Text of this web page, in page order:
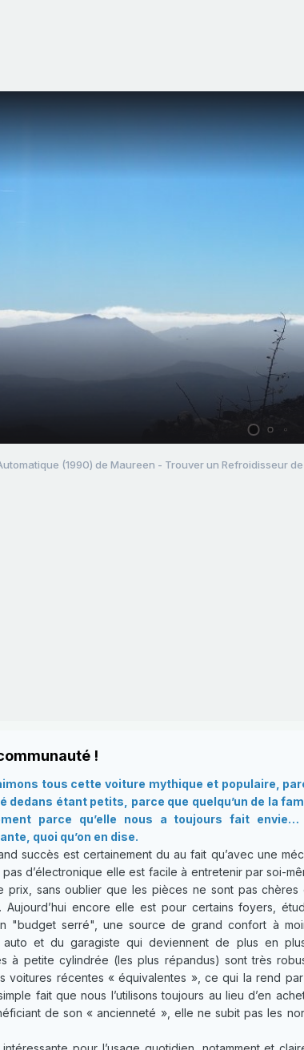
(1990) de Maureen - Trouver un Refroidisseur de
!
tous cette voiture mythique et populaire,
dedans étant petits, parce que quelqu’un de la
parce qu’elle nous a toujours fait envie…
quoi qu’on en dise.
succès est certainement du au fait qu’avec une
d’électronique elle est facile à entretenir par soi-
prix, sans oublier que les pièces ne sont pas chères
Aujourd’hui encore elle est pour certains foyers,
"budget serré", une source de grand confort à
auto et du garagiste qui deviennent de plus en
à petite cylindrée (les plus répandus) sont très
voitures récentes « équivalentes », ce qui la rend
fait que nous l’utilisons toujours au lieu d’en
de son « ancienneté », elle ne subit pas les